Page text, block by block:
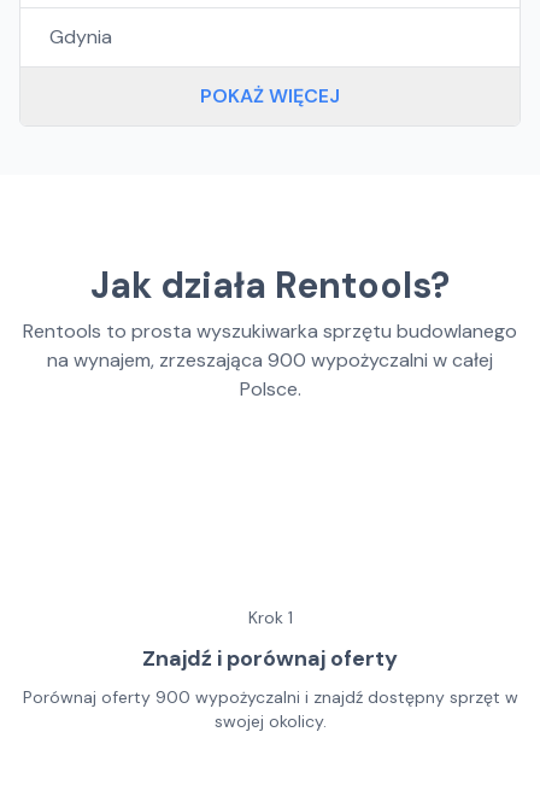
Gdynia
POKAŻ WIĘCEJ
Jak działa Rentools?
Rentools to prosta wyszukiwarka sprzętu budowlanego
na wynajem, zrzeszająca 900 wypożyczalni w całej
Polsce.
Krok 1
Znajdź i porównaj oferty
Porównaj oferty 900 wypożyczalni i znajdź dostępny sprzęt w
swojej okolicy.